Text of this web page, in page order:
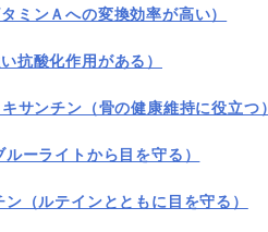
ミンＡへの変換効率が高い）
抗酸化作用がある）
サンチン（骨の健康維持に役立つ）
ーライトから目を守る）
（ルテインとともに目を守る）